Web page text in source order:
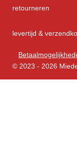
retourneren
levertijd &
© 2023 - 2026